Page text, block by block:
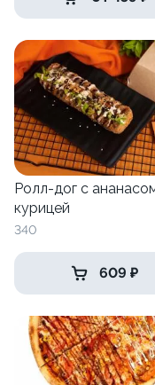
Ролл-дог с
курицей
340
609 ₽